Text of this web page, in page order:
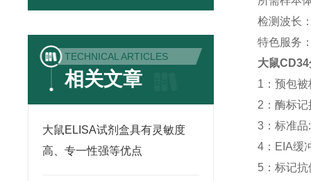
TECHNICAL ARTICLES
相关文章
大鼠ELISA试剂盒具有灵敏度
高、专一性强等优点
检测波长
特色服务
大鼠
1：预包
2：酶标
3：标准
4：EIA缓
5：标记